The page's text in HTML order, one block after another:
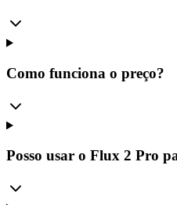
Como funciona o preço?
Posso usar o Flux 2 Pro